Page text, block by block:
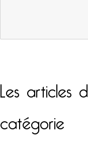
Les articles
catégorie